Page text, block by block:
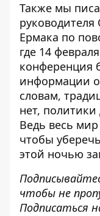
Также мы
Ермака по
где 14
конференция
информации
словам,
нет, политики
Ведь весь
чтобы
этой ночью
чтобы не
Подписаться